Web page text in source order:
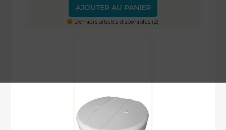
AJOUTER AU PANIER
Derniers articles disponibles (2)